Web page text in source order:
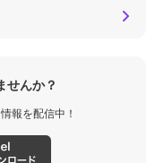
せんか？
報を配信中！